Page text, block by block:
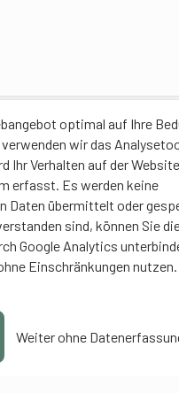
optimal auf Ihre
wir das
Ihr Verhalten auf der
erfasst. Es werden keine
Daten übermittelt oder
sind, können Sie
Google Analytics
Einschränkungen nutzen.
Weiter ohne
Hochschule für Sport